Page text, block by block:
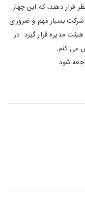
را مدنظر قرار دهند، که این چهار
شرکت بسیار مهم و ضروری
مدیره قرار گیرد. در
می کنم.
شود